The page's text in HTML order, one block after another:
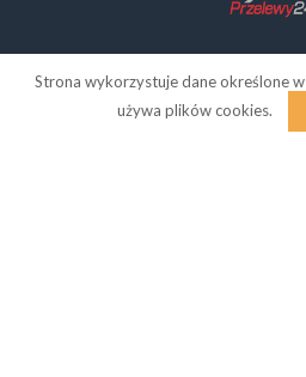
Strona wykorzystuje dane określone w
używa plików cookies.